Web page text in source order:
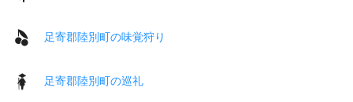
足寄郡陸別町の味覚狩り
足寄郡陸別町の巡礼